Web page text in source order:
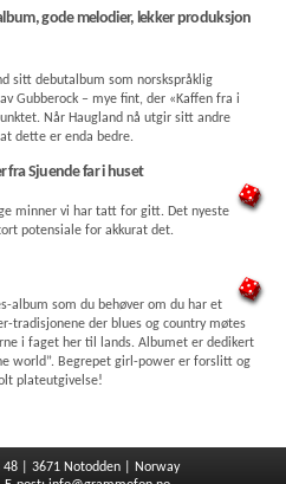
gode melodier, lekker produksjon
sitt debutalbum som norskspråklig
Gubberock – mye fint, der «Kaffen fra i
Når Haugland nå utgir sitt andre
dette er enda bedre.
fra Sjuende far i huset
minner vi har tatt for gitt. Det nyeste
potensiale for akkurat det.
album som du behøver om du har et
tradisjonene der blues og country møtes
i faget her til lands. Albumet er dedikert
world”. Begrepet girl-power er forslitt og
plateutgivelse!
| 3671 Notodden | Norway